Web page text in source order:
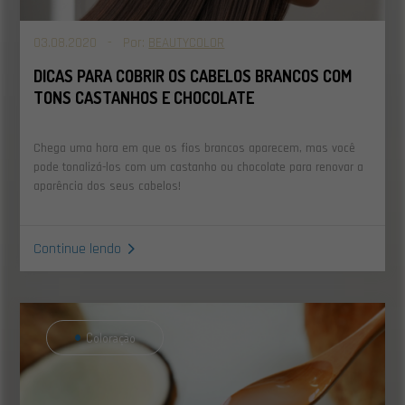
03.08.2020 - Por: BEAUTYCOLOR
DICAS PARA COBRIR OS CABELOS BRANCOS COM
TONS CASTANHOS E CHOCOLATE
Chega uma hora em que os fios brancos aparecem, mas você
pode tonalizá-los com um castanho ou chocolate para renovar a
aparência dos seus cabelos!
Continue lendo
Coloração